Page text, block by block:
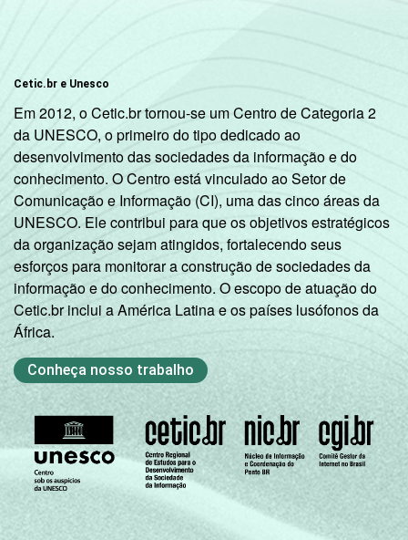
Cetic.br e Unesco
Em 2012, o Cetic.br tornou-se um Centro de Categoria 2
da UNESCO, o primeiro do tipo dedicado ao
desenvolvimento das sociedades da informação e do
conhecimento. O Centro está vinculado ao Setor de
Comunicação e Informação (CI), uma das cinco áreas da
UNESCO. Ele contribui para que os objetivos estratégicos
da organização sejam atingidos, fortalecendo seus
esforços para monitorar a construção de sociedades da
informação e do conhecimento. O escopo de atuação do
Cetic.br inclui a América Latina e os países lusófonos da
África.
Conheça nosso trabalho